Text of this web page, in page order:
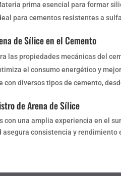
prima esencial para formar
para cementos resistentes a
de Sílice en el Cemento
las propiedades mecánicas del
el consumo energético y
con diversos tipos de cemento,
de Arena de Sílice
con una amplia experiencia en el
asegura consistencia y rendimiento